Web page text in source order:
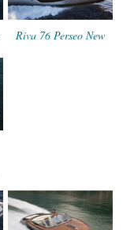
Riva 76 Perseo New